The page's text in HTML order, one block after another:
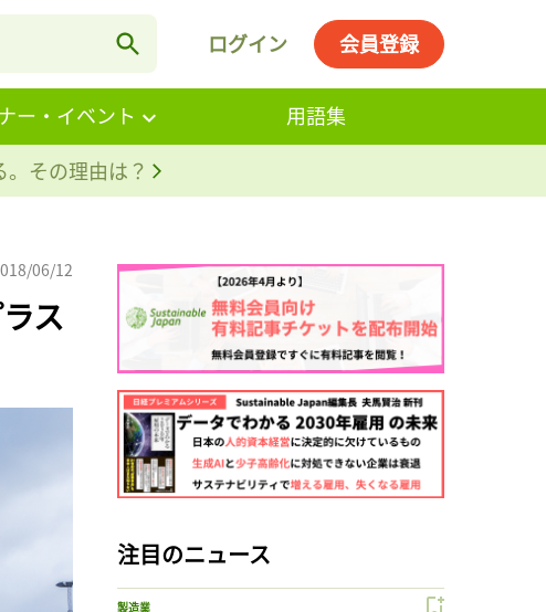
ログイン 会員登録
ー・イベント
用語集
その理由は？
06/12
ス
注目のニュース
製造業